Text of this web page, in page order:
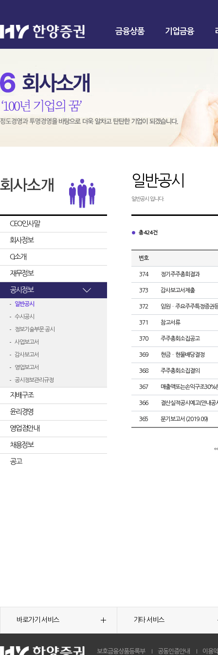
금융상품 기업금융
CEO인사말
회사정보
CI소개
재무정보
공시정보
일반공시
수시공시
정보기술부문 공시
사업보고서
감사보고서
영업보고서
공시정보관리규정
지배구조
윤리경영
영업점안내
채용정보
공고
일반공시
일반공시 입니다.
총 424건
번호
374 정기주주총회결과
373 감사보고서제출
372 임원ㆍ주요주주특정증권
371 참고서류
370 주주총회소집공고
369 현금ㆍ현물배당결정
368 주주총회소집결의
367 매출액또는손익구조
366 결산실적공시예고(안내공
365 분기보고서 (2019.09)
바로가기 서비스 기타 서비스
보호금융상품등록부 공동인증안내 이용